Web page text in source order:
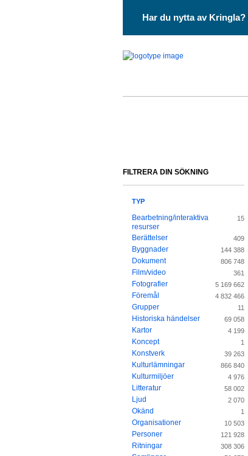
Har du nytta av Kringla?
FILTRERA DIN SÖKNING
TYP
Bearbetning/interaktiva
resurser
15
Berättelser 409
Byggnader 144 388
Dokument 806 748
Film/video 361
Fotografier 5 169 662
Föremål 4 832 466
Grupper 11
Historiska händelser 69 058
Kartor 4 199
Koncept 1
Konstverk 39 263
Kulturlämningar 866 840
Kulturmiljöer 4 976
Litteratur 58 002
Ljud 2 070
Okänd 1
Organisationer 10 503
Personer 121 928
Ritningar 308 306